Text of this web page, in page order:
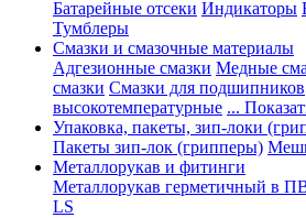
Батарейные отсеки Индикаторы
Тумблеры
Смазки и смазочные материалы
Адгезионные смазки Медные
смазки Смазки для подшипников
высокотемпературные ...
Упаковка, пакеты, зип-локи
Пакеты зип-лок (грипперы)
Металлорукав и фитинги
Металлорукав герметичный в
LS